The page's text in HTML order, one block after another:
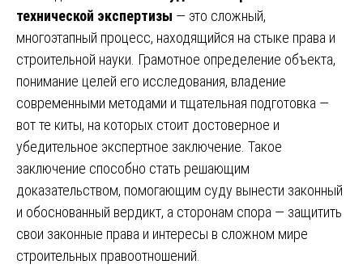
технической экспертизы — это сложный,
многоэтапный процесс, находящийся на стыке права и
строительной науки. Грамотное определение объекта,
понимание целей его исследования, владение
современными методами и тщательная подготовка —
вот те киты, на которых стоит достоверное и
убедительное экспертное заключение. Такое
заключение способно стать решающим
доказательством, помогающим суду вынести законный
и обоснованный вердикт, а сторонам спора — защитить
свои законные права и интересы в сложном мире
строительных правоотношений.